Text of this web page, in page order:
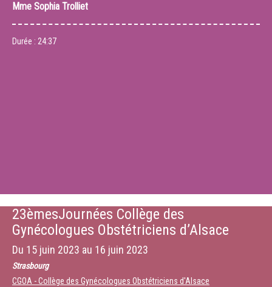
Mme Sophia Trolliet
Durée : 24:37
23èmesJournées Collège des
Gynécologues Obstétriciens d’Alsace
Du 15 juin 2023 au 16 juin 2023
Strasbourg
CGOA - Collège des Gynécologues Obstétriciens d'Alsace